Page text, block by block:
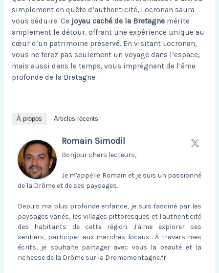
simplement en quête d’authenticité, Locronan saura
vous séduire. Ce joyau caché de la Bretagnemérite
amplement le détour, offrant une expérience unique au
cœur d’un patrimoine préservé. En visitant Locronan,
vous ne ferez pas seulement un voyage dans l’espace,
mais aussi dans le temps, vous imprégnant de l’âme
profonde de la Bretagne.
À propos Articles récents
Romain Simodil
Bonjour chers lecteurs,
Je m'appelle Romain et je suis un passionné
de la Drôme et de ses paysages.
Depuis ma plus profonde enfance, je suis fasciné par les
paysages variés, les villages pittoresques et l'authenticité
des habitants de cette région. J'aime explorer ses
sentiers, participer aux marchés locaux . À travers mes
écrits, je souhaite partager avec vous la beauté et la
richesse de la Drôme sur la Dromemontagne.fr.